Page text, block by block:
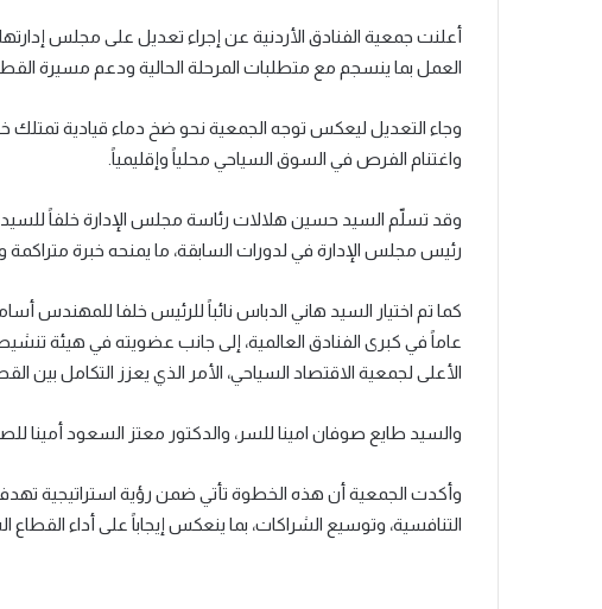
أعلنت جمعية الفنادق الأردنية عن إجراء تعديل على مجلس
العمل بما ينسجم مع متطلبات المرحلة الحالية ودعم مسيرة
وجاء التعديل ليعكس توجه الجمعية نحو ضخ دماء قيادية تمتلك
واغتنام الفرص في السوق السياحي محلياً وإقليمياً.
وقد تسلّم السيد حسين هلالات رئاسة مجلس الإدارة خلفاً
رئيس مجلس الإدارة في لدورات السابقة، ما يمنحه خبرة متراكمة
عاماً في كبرى الفنادق العالمية، إلى جانب عضويته في هيئة
الأعلى لجمعية الاقتصاد السياحي، الأمر الذي يعزز التكامل بين
والسيد طايع صوفان امينا للسر، والدكتور معتز السعود أمينا
وأكدت الجمعية أن هذه الخطوة تأتي ضمن رؤية استراتيجية تهدف
التنافسية، وتوسيع الشراكات، بما ينعكس إيجاباً على أداء